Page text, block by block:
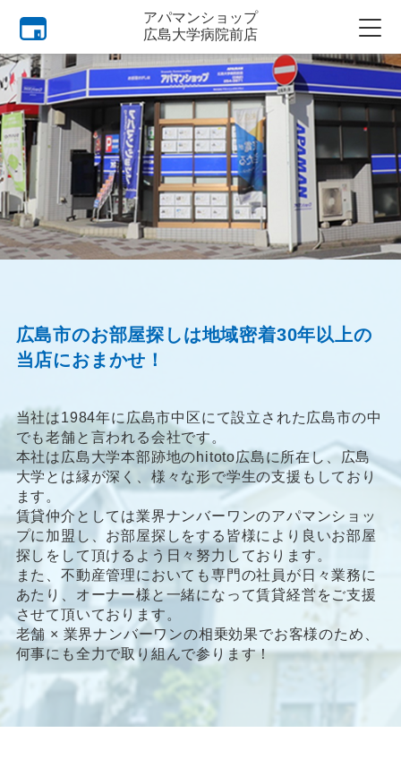
アパマンショップ
広島大学病院前店
広島市のお部屋探しは地域密着30年以上の
当店におまかせ！
当社は1984年に広島市中区にて設立された広島市の中
でも老舗と言われる会社です。
本社は広島大学本部跡地のhitoto広島に所在し、広島
大学とは縁が深く、様々な形で学生の支援もしており
ます。
賃貸仲介としては業界ナンバーワンのアパマンショッ
プに加盟し、お部屋探しをする皆様により良いお部屋
探しをして頂けるよう日々努力しております。
また、不動産管理においても専門の社員が日々業務に
あたり、オーナー様と一緒になって賃貸経営をご支援
させて頂いております。
老舗 × 業界ナンバーワンの相乗効果でお客様のため、
何事にも全力で取り組んで参ります！